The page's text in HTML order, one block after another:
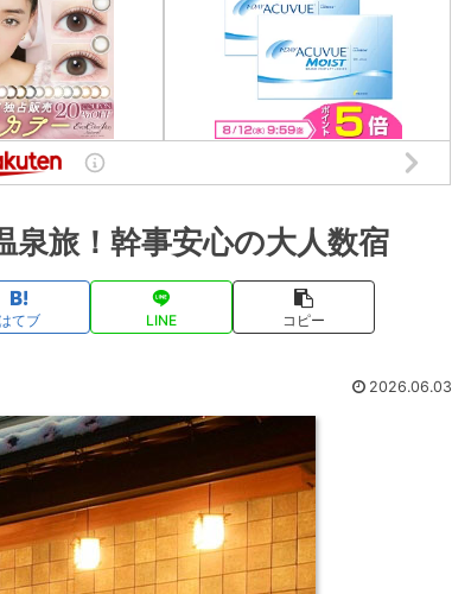
旅！幹事安心の大人数宿
てブ LINE コピー
2026.06.03